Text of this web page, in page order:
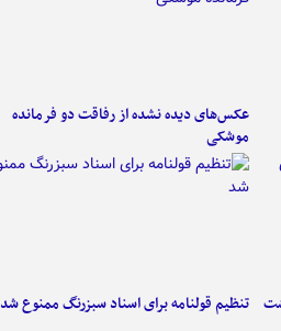
عکس‌های دیده نشده از رفاقت دو فرمانده‌
موشکی
تنظیم قولنامه برای اسناد سبزرنگ ممنوع شد